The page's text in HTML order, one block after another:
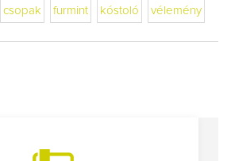
csopak furmint kóstoló vélemény